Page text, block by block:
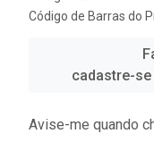
Código de Barras do
cadastre-
Avise-me quando